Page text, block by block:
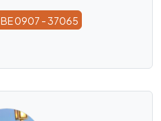
BE 0907 - 37065